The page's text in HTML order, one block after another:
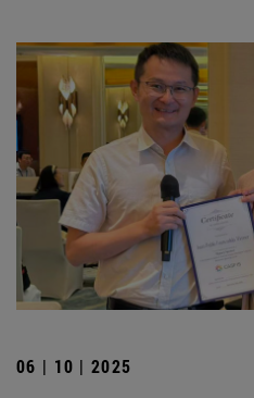
06 | 10 | 2025